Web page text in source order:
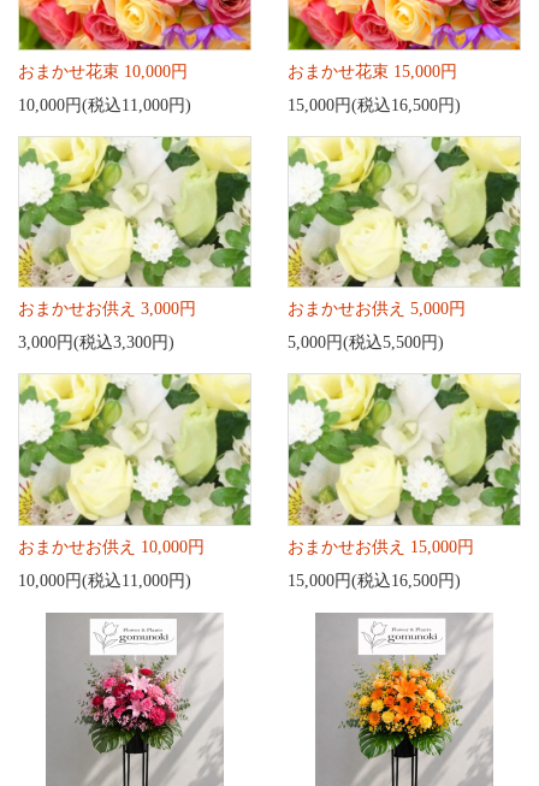
おまかせ花束 10,000円
10,000円(税込11,000円)
おまかせ花束 15,000円
15,000円(税込16,500円)
おまかせお供え 3,000円
3,000円(税込3,300円)
おまかせお供え 5,000円
5,000円(税込5,500円)
おまかせお供え 10,000円
10,000円(税込11,000円)
おまかせお供え 15,000円
15,000円(税込16,500円)